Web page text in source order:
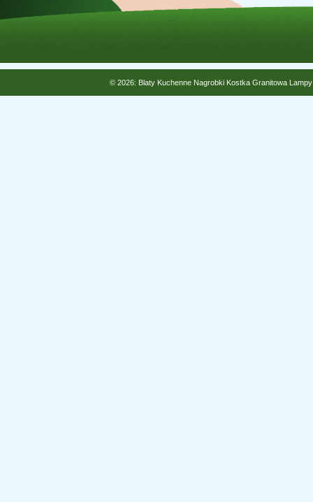
© 2026: Blaty Kuchenne Nagrobki Kostka Granitowa